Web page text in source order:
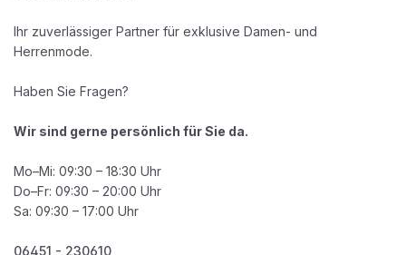
Ihr zuverlässiger Partner für exklusive Damen- und
Herrenmode.
Haben Sie Fragen?
Wir sind gerne persönlich für Sie da.
Mo–Mi: 09:30 – 18:30 Uhr
Do–Fr: 09:30 – 20:00 Uhr
Sa: 09:30 – 17:00 Uhr
06451 - 230610